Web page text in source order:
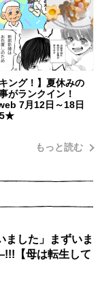
ング！】夏休みの
がランクイン！
7月12日～18日
もっと読む
ました」まずいま
【母は転生して